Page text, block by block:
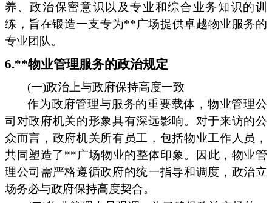
养、政治保密意识以及专业和综合业务知识的训
练，旨在锻造一支专为**广场提供卓越物业服务的
专业团队。
6.**物业管理服务的政治规定
(一)政治上与政府保持高度一致
作为政府管理与服务的重要载体，物业管理公
司对政府机关的形象具有深远影响。对于来访的公
众而言，政府机关所有员工，包括物业工作人员，
共同塑造了**广场物业的整体印象。因此，物业管
理公司需严格遵循政府的统一指导和调度，政治立
场务必与政府保持高度契合。